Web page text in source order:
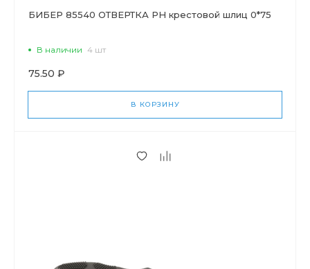
БИБЕР 85540 ОТВЕРТКА PH крестовой шлиц 0*75
В наличии 4 шт
75.50 ₽
В КОРЗИНУ